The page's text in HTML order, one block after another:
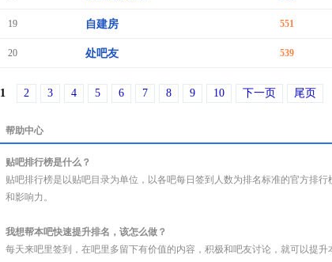
19 自建房 551
20 处吧友 539
1 2 3 4 5 6 7 8 9 10 下一页 尾页
帮助中心
贴吧排行榜是什么？
贴吧排行榜是以贴吧目录为单位，以各吧每日签到人数为排名标准的官方排
和影响力。
我想帮本吧快速提升排名，该怎么做？
每天来吧里签到，在吧里多留下有价值的内容，积极和吧友讨论，就可以提